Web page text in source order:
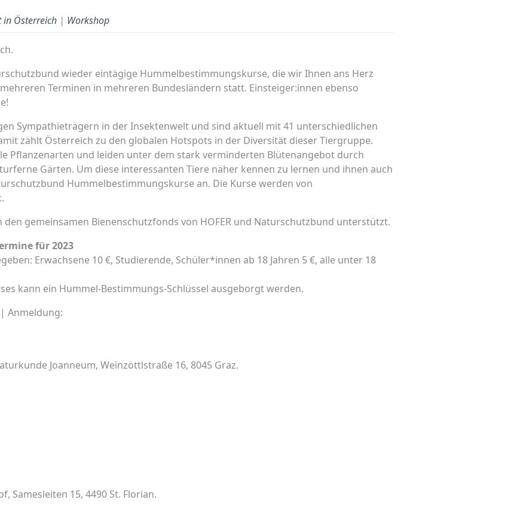
in Österreich | Workshop
wieder eintägige Hummelbestimmungskurse, die wir Ihnen ans Herz
Terminen in mehreren Bundesländern statt. Einsteiger:innen ebenso
Sympathieträgern in der Insektenwelt und sind aktuell mit 41 unterschiedlichen
zählt Österreich zu den globalen Hotspots in der Diversität dieser Tiergruppe.
Pflanzenarten und leiden unter dem stark verminderten Blütenangebot durch
Gärten. Um diese interessanten Tiere näher kennen zu lernen und ihnen auch
Hummelbestimmungskurse an. Die Kurse werden von
gemeinsamen Bienenschutzfonds von HOFER und Naturschutzbund unterstützt.
für 2023
Erwachsene 10 €, Studierende, Schüler*innen ab 18 Jahren 5 €, alle unter 18
kann ein Hummel-Bestimmungs-Schlüssel ausgeborgt werden.
Anmeldung:
Joanneum, Weinzöttlstraße 16, 8045 Graz.
Samesleiten 15, 4490 St. Florian.